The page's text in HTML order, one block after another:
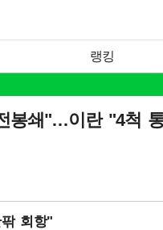
랭킹
봉쇄"…이란 "4척
회항"